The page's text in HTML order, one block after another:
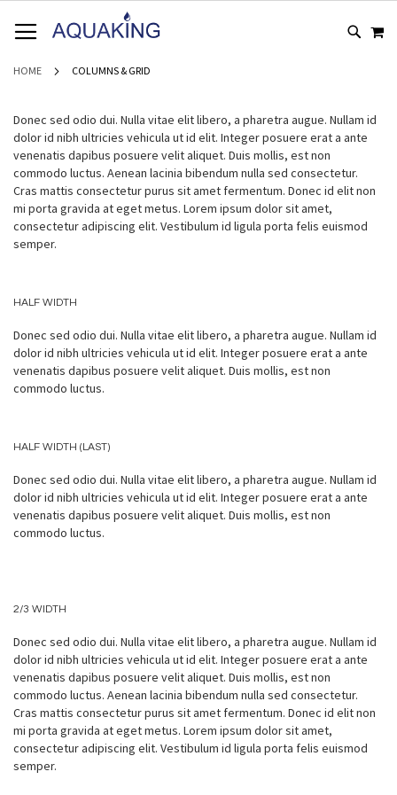
NAAR
DE
HOME COLUMNS & GRID
Donec sed odio dui. Nulla vitae elit libero, a pharetra augue. Nullam id
dolor id nibh ultricies vehicula ut id elit. Integer posuere erat a ante
venenatis dapibus posuere velit aliquet. Duis mollis, est non
commodo luctus. Aenean lacinia bibendum nulla sed consectetur.
Cras mattis consectetur purus sit amet fermentum. Donec id elit non
mi porta gravida at eget metus. Lorem ipsum dolor sit amet,
consectetur adipiscing elit. Vestibulum id ligula porta felis euismod
semper.
HALF WIDTH
Donec sed odio dui. Nulla vitae elit libero, a pharetra augue. Nullam id
dolor id nibh ultricies vehicula ut id elit. Integer posuere erat a ante
venenatis dapibus posuere velit aliquet. Duis mollis, est non
commodo luctus.
HALF WIDTH (LAST)
Donec sed odio dui. Nulla vitae elit libero, a pharetra augue. Nullam id
dolor id nibh ultricies vehicula ut id elit. Integer posuere erat a ante
venenatis dapibus posuere velit aliquet. Duis mollis, est non
commodo luctus.
2/3 WIDTH
Donec sed odio dui. Nulla vitae elit libero, a pharetra augue. Nullam id
dolor id nibh ultricies vehicula ut id elit. Integer posuere erat a ante
venenatis dapibus posuere velit aliquet. Duis mollis, est non
commodo luctus. Aenean lacinia bibendum nulla sed consectetur.
Cras mattis consectetur purus sit amet fermentum. Donec id elit non
mi porta gravida at eget metus. Lorem ipsum dolor sit amet,
consectetur adipiscing elit. Vestibulum id ligula porta felis euismod
semper.